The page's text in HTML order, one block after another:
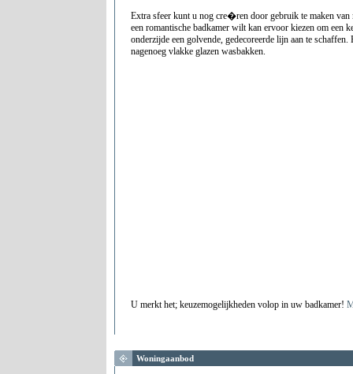
Extra sfeer kunt u nog cre�ren door gebruik te maken van
een romantische badkamer wilt kan ervoor kiezen om een
onderzijde een golvende, gedecoreerde lijn aan te
nagenoeg vlakke glazen wasbakken.
U merkt het; keuzemogelijkheden volop in uw badkamer!
Woningaanbod